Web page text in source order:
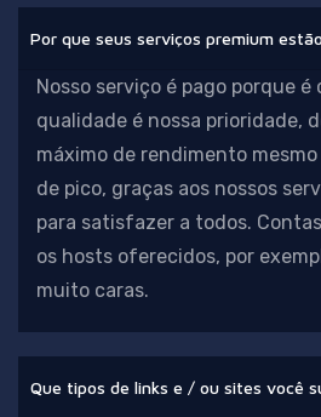
Por que seus serviços premium
Nosso serviço é pago porque é
qualidade é nossa prioridade,
máximo de rendimento
de pico, graças aos nossos
para satisfazer a todos.
os hosts oferecidos, por
muito caras.
Que tipos de links e / ou sites você